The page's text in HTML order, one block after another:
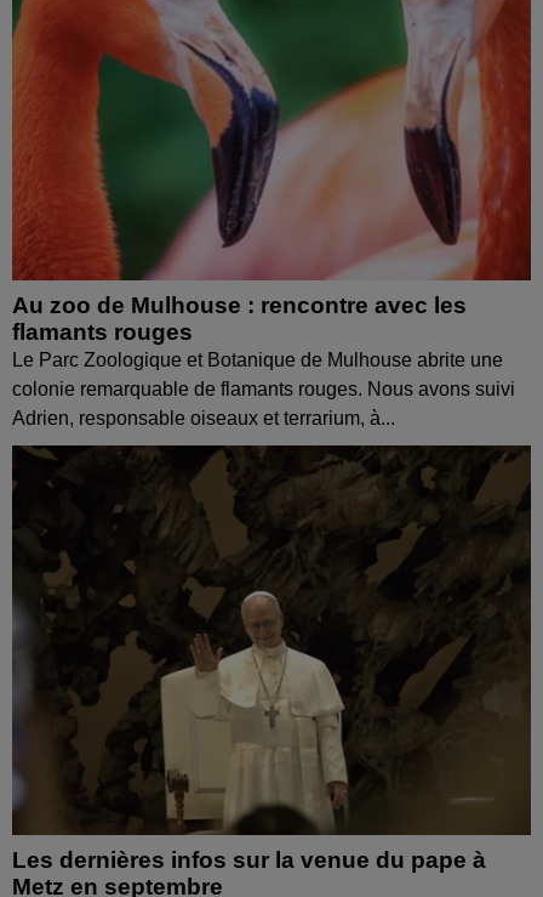
Au zoo de Mulhouse : rencontre avec les
flamants rouges
Le Parc Zoologique et Botanique de Mulhouse abrite une
colonie remarquable de flamants rouges. Nous avons suivi
Adrien, responsable oiseaux et terrarium, à...
Les dernières infos sur la venue du pape à
Metz en septembre